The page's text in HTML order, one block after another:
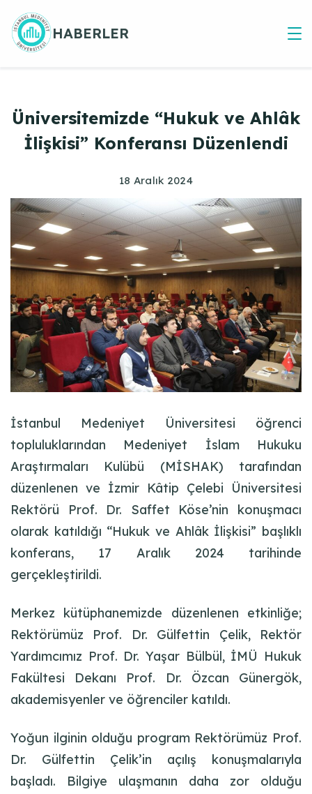
Skip
to
content
HABERLER
Üniversitemizde “Hukuk ve Ahlâk
İlişkisi” Konferansı Düzenlendi
18 Aralık 2024
İstanbul Medeniyet Üniversitesi öğrenci
topluluklarından Medeniyet İslam Hukuku
Araştırmaları Kulübü (MİSHAK) tarafından
düzenlenen ve İzmir Kâtip Çelebi Üniversitesi
Rektörü Prof. Dr. Saffet Köse’nin konuşmacı
olarak katıldığı “Hukuk ve Ahlâk İlişkisi” başlıklı
konferans, 17 Aralık 2024 tarihinde
gerçekleştirildi.
Merkez kütüphanemizde düzenlenen etkinliğe;
Rektörümüz Prof. Dr. Gülfettin Çelik, Rektör
Yardımcımız Prof. Dr. Yaşar Bülbül, İMÜ Hukuk
Fakültesi Dekanı Prof. Dr. Özcan Günergök,
akademisyenler ve öğrenciler katıldı.
Yoğun ilginin olduğu program Rektörümüz Prof.
Dr. Gülfettin Çelik’in açılış konuşmalarıyla
başladı. Bilgiye ulaşmanın daha zor olduğu